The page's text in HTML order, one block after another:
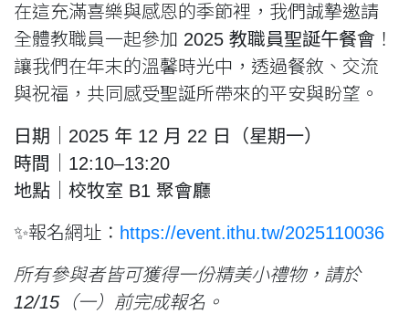
在這充滿喜樂與感恩的季節裡，我們誠摯邀請
全體教職員一起參加 2025 教職員聖誕午餐會 ！
讓我們在年末的溫馨時光中，透過餐敘、交流
與祝福，共同感受聖誕所帶來的平安與盼望。
日期｜2025 年 12 月 22 日（星期一）
時間｜12:10–13:20
地點｜校牧室 B1 聚會廳
✨報名網址： https://event.ithu.tw/2025110036
所有參與者皆可獲得一份精美小禮物，請於
12/15（一）前完成報名。